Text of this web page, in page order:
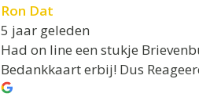
Ron Dat
5 jaar geleden
Had on line een stukje
Bedankkaart erbij! Dus